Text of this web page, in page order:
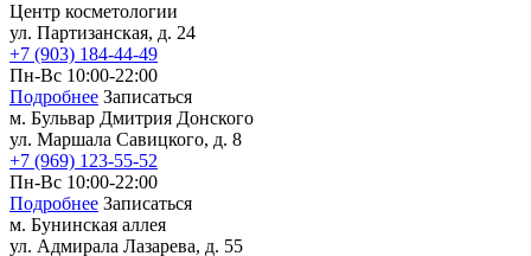
Ксеомин
Мезотерапия
Мезотерапия вокруг глаз
Мезотерапия головы
Мезотерапия лица
Контурная пластика лица филлерами
Центр косметологии
ул. Партизанская, д. 24
+7 (903) 184-44-49
Пн-Вс 10:00-22:00
Подробнее Записаться
м. Бульвар Дмитрия Донского
ул. Маршала Савицкого, д. 8
+7 (969) 123-55-52
Пн-Вс 10:00-22:00
Подробнее Записаться
м. Бунинская аллея
ул. Адмирала Лазарева, д. 55